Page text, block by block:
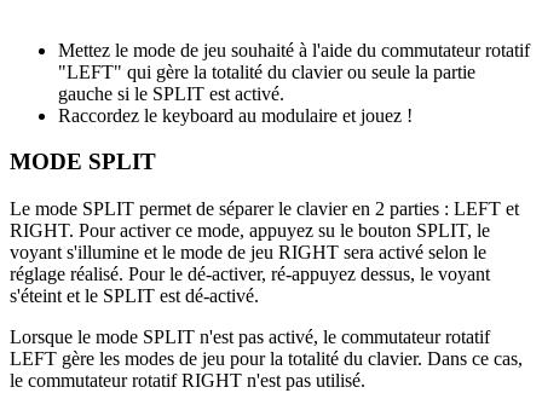
Mettez le mode de jeu souhaité à l'aide du commutateur rotatif
"LEFT" qui gère la totalité du clavier ou seule la partie
gauche si le SPLIT est activé.
Raccordez le keyboard au modulaire et jouez !
MODE SPLIT
Le mode SPLIT permet de séparer le clavier en 2 parties : LEFT et
RIGHT. Pour activer ce mode, appuyez su le bouton SPLIT, le
voyant s'illumine et le mode de jeu RIGHT sera activé selon le
réglage réalisé. Pour le dé-activer, ré-appuyez dessus, le voyant
s'éteint et le SPLIT est dé-activé.
Lorsque le mode SPLIT n'est pas activé, le commutateur rotatif
LEFT gère les modes de jeu pour la totalité du clavier. Dans ce cas,
le commutateur rotatif RIGHT n'est pas utilisé.